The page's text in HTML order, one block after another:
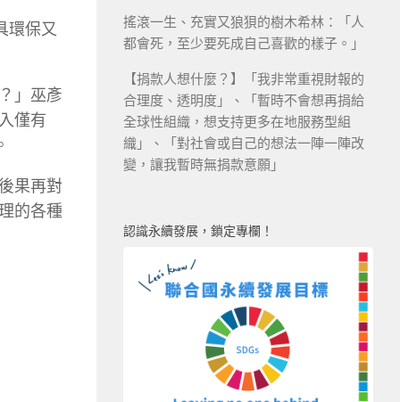
環保又
」巫彥
僅有
果再對
的各種
搖滾一生、充實又狼狽的樹木希林：「人
都會死，至少要死成自己喜歡的樣子。」
【捐款人想什麼？】「我非常重視財報的
合理度、透明度」、「暫時不會想再捐給
全球性組織，想支持更多在地服務型組
織」、「對社會或自己的想法一陣一陣改
變，讓我暫時無捐款意願」
認識永續發展，鎖定專欄！